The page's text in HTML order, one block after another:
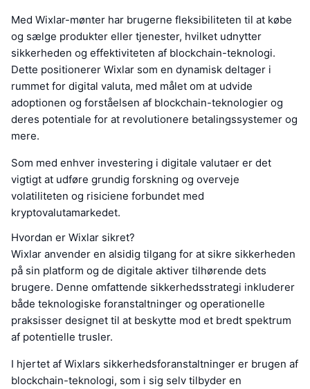
Med Wixlar-mønter har brugerne fleksibiliteten til at købe
og sælge produkter eller tjenester, hvilket udnytter
sikkerheden og effektiviteten af blockchain-teknologi.
Dette positionerer Wixlar som en dynamisk deltager i
rummet for digital valuta, med målet om at udvide
adoptionen og forståelsen af blockchain-teknologier og
deres potentiale for at revolutionere betalingssystemer og
mere.
Som med enhver investering i digitale valutaer er det
vigtigt at udføre grundig forskning og overveje
volatiliteten og risiciene forbundet med
kryptovalutamarkedet.
Hvordan er Wixlar sikret?
Wixlar anvender en alsidig tilgang for at sikre sikkerheden
på sin platform og de digitale aktiver tilhørende dets
brugere. Denne omfattende sikkerhedsstrategi inkluderer
både teknologiske foranstaltninger og operationelle
praksisser designet til at beskytte mod et bredt spektrum
af potentielle trusler.
I hjertet af Wixlars sikkerhedsforanstaltninger er brugen af
blockchain-teknologi, som i sig selv tilbyder en